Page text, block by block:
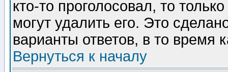
кто-то проголосовал, то
могут удалить его. Это
варианты ответов, в то время
Вернуться к началу